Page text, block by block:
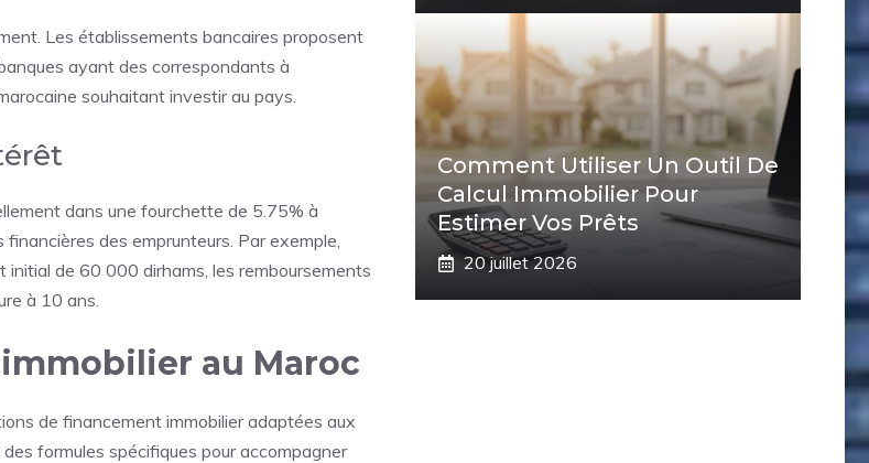
Les établissements bancaires proposent
ayant des correspondants à
souhaitant investir au pays.
dans une fourchette de 5.75% à
des emprunteurs. Par exemple,
de 60 000 dirhams, les remboursements
à 10 ans.
au Maroc
de financement immobilier adaptées aux
formules spécifiques pour accompagner
Comment Utiliser Un Outil De
Calcul Immobilier Pour
Estimer Vos Prêts
20 juillet 2026